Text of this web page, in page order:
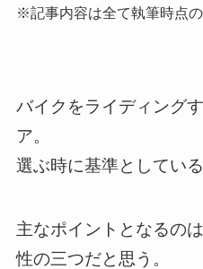
※記事内容は全て執筆時点の
バイクをライディング
ア。
選ぶ時に基準としてい
主なポイントとなるの
性の三つだと思う。